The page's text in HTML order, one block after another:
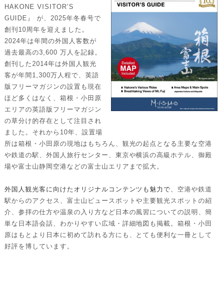
HAKONE VISITOR’S
GUIDE』 が、2025年冬春号で
創刊10周年を迎えました。
2024年は年間の外国人客数が
過去最高の3,600 万人を記録。
創刊した2014年は外国人観光
客が年間1,300万人程で、英語
版フリーマガジンの設置も現在
ほど多くはなく、箱根・小田原
エリアの英語版フリーマガジン
の草分け的存在として注目され
ました。それから10年、設置場
所は箱根・小田原の現地はもちろん、観光の起点となる主要な空港
や鉄道の駅、外国人旅行センター、東京や横浜の高級ホテル、御殿
場や富士山静岡空港などの富士山エリアまで拡大。
外国人観光客に向けたオリジナルコンテンツも魅力で、 空港や鉄道
駅からのアクセス、富士山ビュースポットや主要観光スポットの紹
介、参拝の仕方や温泉の入り方など日本の風習についての説明、簡
単な日本語会話、わかりやすい広域・詳細地図も掲載。箱根・小田
原はもとより日本に初めて訪れる方にも、とても便利な一冊として
好評を博しています。